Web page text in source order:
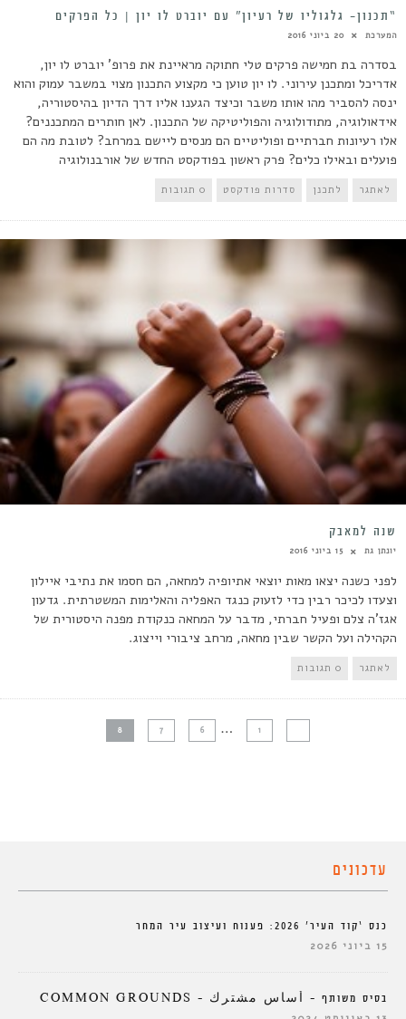
“תכנון- גלגוליו של רעיון” עם יוברט לו יון | כל הפרקים
המערכת 20 ביוני 2016
בסדרה בת חמישה פרקים טלי חתוקה מראיינת את פרופ' יוברט לו יון,
אדריכל ומתכנן עירוני. לו יון טוען כי מקצוע התכנון מצוי במשבר עמוק והוא
ינסה להסביר מהו אותו משבר וכיצד הגענו אליו דרך הדיון בהיסטוריה,
אידאולוגיה, מתודולוגיה והפוליטיקה של התכנון. לאן חותרים המתכננים?
אלו רעיונות חברתיים ופוליטיים הם מנסים ליישם במרחב? לטובת מה הם
פועלים ובאילו כלים? פרק ראשון בפודקסט החדש של אורבנולוגיה
לאתגר לתכנן סדרות פודקסט 0 תגובות
שנה למאבק
יונתן גת 15 ביוני 2016
לפני כשנה יצאו מאות יוצאי אתיופיה למחאה, הם חסמו את נתיבי איילון
וצעדו לכיכר רבין כדי לזעוק כנגד האפליה והאלימות המשטרתית. גדעון
אגז'ה צלם ופעיל חברתי, מדבר על המחאה כנקודת מפנה היסטורית של
הקהילה ועל הקשר שבין מחאה, מרחב ציבורי וייצוג.
לאתגר 0 תגובות
1
…
6
7
8
עדכונים
כנס ‘קוד העיר’ 2026: פענוח ועיצוב עיר המחר
15 ביוני 2026
בסיס משותף – أساس مشترك – COMMON GROUNDS